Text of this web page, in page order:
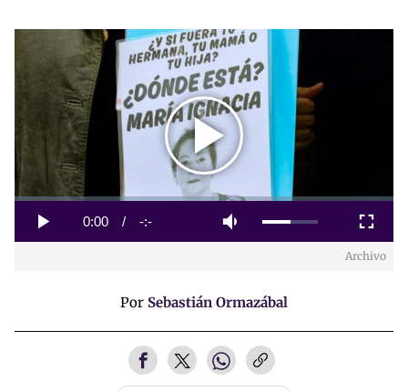
Play
Video
Play Mute
Current
0:00 / Duration
-:-
Loaded:
Fullscreen
Archivo
Por Sebastián Ormazábal